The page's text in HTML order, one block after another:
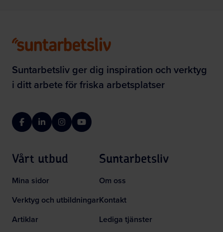
Suntarbetsliv ger dig inspiration och verktyg
i ditt arbete för friska arbetsplatser
FacebookLinkedInInstagramYouTube
Vårt utbud
Mina sidor
Verktyg och utbildningar
Artiklar
Suntarbetsliv
Om oss
Kontakt
Lediga tjänster